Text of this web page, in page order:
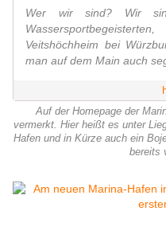
Wer wir sind? Wir
Veitshöchheim bei
man auf dem Main auch
Auf der Homepage der
vermerkt. Hier heißt es unter
Hafen und in Kürze auch ein
bereits